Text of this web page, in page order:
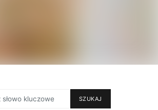
SZUKAJ